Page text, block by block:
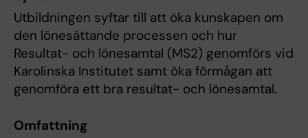
Utbildningen syftar till att öka kunskapen om
den lönesättande processen och hur
Resultat- och lönesamtal (MS2) genomförs vid
Karolinska Institutet samt öka förmågan att
genomföra ett bra resultat- och lönesamtal.
Omfattning